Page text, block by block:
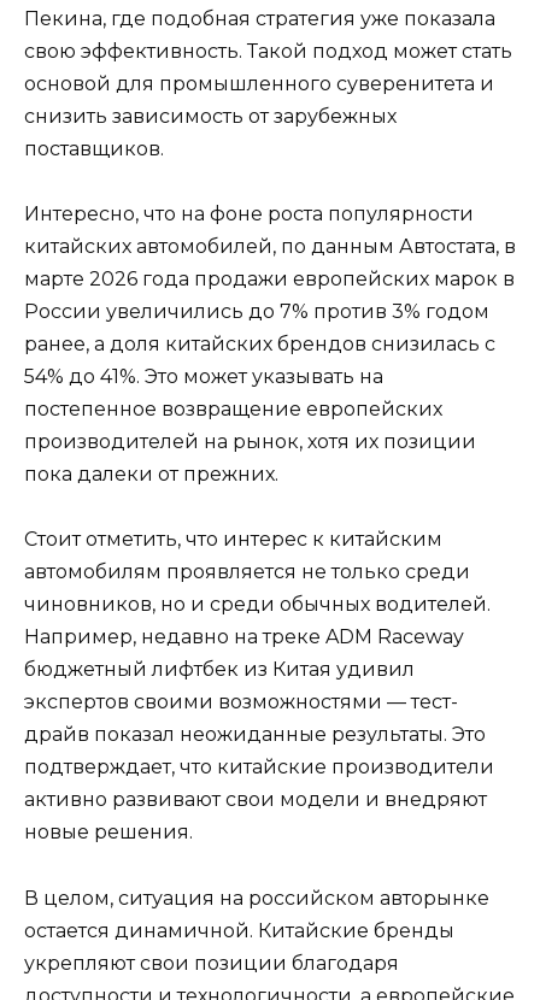
Пекина, где подобная стратегия уже показала
свою эффективность. Такой подход может стать
основой для промышленного суверенитета и
снизить зависимость от зарубежных
поставщиков.
Интересно, что на фоне роста популярности
китайских автомобилей, по данным Автостата, в
марте 2026 года продажи европейских марок в
России увеличились до 7% против 3% годом
ранее, а доля китайских брендов снизилась с
54% до 41%. Это может указывать на
постепенное возвращение европейских
производителей на рынок, хотя их позиции
пока далеки от прежних.
Стоит отметить, что интерес к китайским
автомобилям проявляется не только среди
чиновников, но и среди обычных водителей.
Например, недавно на треке ADM Raceway
бюджетный лифтбек из Китая удивил
экспертов своими возможностями — тест-
драйв показал неожиданные результаты. Это
подтверждает, что китайские производители
активно развивают свои модели и внедряют
новые решения.
В целом, ситуация на российском авторынке
остается динамичной. Китайские бренды
укрепляют свои позиции благодаря
доступности и технологичности, а европейские